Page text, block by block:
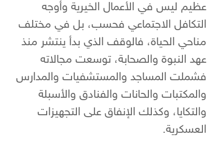
عظيم ليس في الأعمال الخيرية وأوجه
التكافل الاجتماعي فحسب، بل في مختلف
مناحي الحياة، فالوقف الذي بدأ ينتشر منذ
عهد النبوة والصحابة، توسعت مجالاته
فشملت المساجد والمستشفيات والمدارس
والمكتبات والحانات والفنادق والأسبلة
والتكايا، وكذلك الإنفاق على التجهيزات
العسكرية.